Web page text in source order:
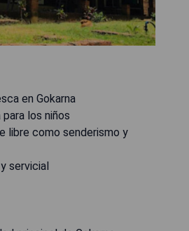
en Gokarna
los niños
libre como senderismo y
servicial